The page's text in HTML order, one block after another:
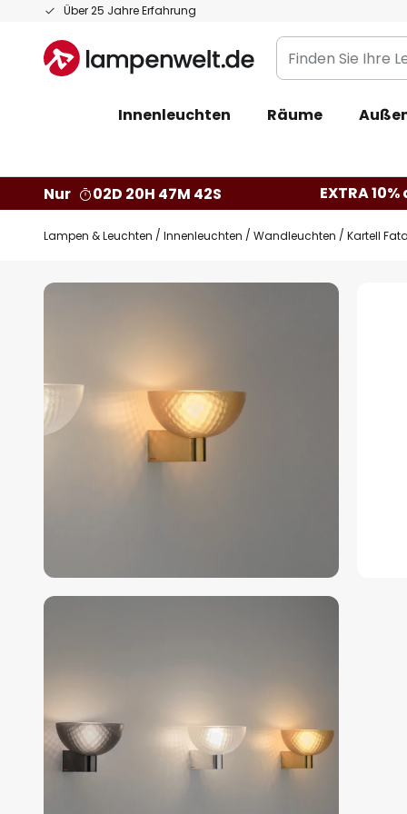
Über 25 Jahre Erfahrung
Zum
springen
Finden
Sie
Leuchte...
Innenleuchten Räume
Nur
02D 20H 47M 41S EXTRA
Lampen & Leuchten Innenleuchten Wandleuchten Kartell
Zum
springen